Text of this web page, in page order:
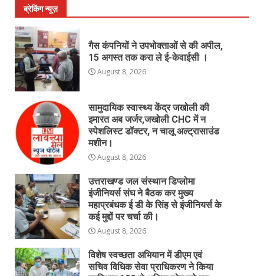
ब्रेकिंग न्यूज़
गैस कंपनियों ने उपभोक्ताओं से की अपील,
15 अगस्त तक करा ले ई-केवाईसी ।
August 8, 2026
सामुदायिक स्वास्थ्य केंद्र जखोली की
इमारत अब जर्जर,जखोली CHC में न
स्पेशलिस्ट डॉक्टर, न चालू अल्ट्रासाउंड
मशीन।
August 8, 2026
उत्तराखण्ड जल संस्थान डिप्लोमा
इंजीनियर्स संघ ने बैठक कर मुख्य
महाप्रबंधक ई डी के सिंह से इंजीनियर्स के
कई मुद्दों पर चर्चा की।
August 8, 2026
विशेष स्वच्छता अभियान में डीएम एवं
सचिव विधिक सेवा प्राधिकरण ने किया